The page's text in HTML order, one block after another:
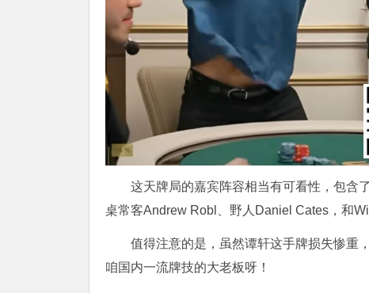
这天牌局的嘉宾阵容相当有可看性，包含
桌常客Andrew Robl、野人Daniel Cates，和
值得注意的是，虽然谭轩这手牌损失惨重
咱国内一流牌技的大老板呀！